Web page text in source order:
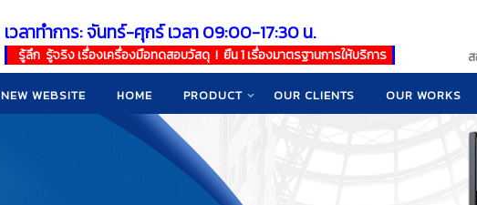
เวลาทำการ: จันทร์-ศุกร์ เวลา 09:00-17:30 น.
รู้ลึก รู้จริง เรื่องเครื่องมือทดสอบวัสดุ ! ยืน 1 เรื่องมาตรฐานการให้บริการ
NEW WEBSITE HOME PRODUCT OUR CLIENTS OUR WORKS